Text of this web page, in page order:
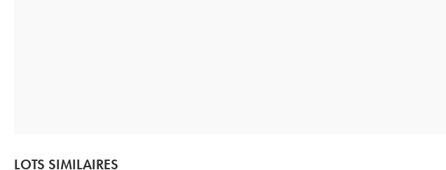
LOTS SIMILAIRES